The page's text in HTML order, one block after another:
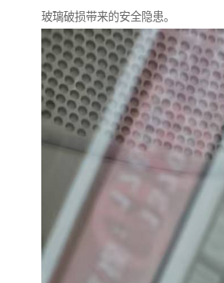
玻璃破损带来的安全隐患。